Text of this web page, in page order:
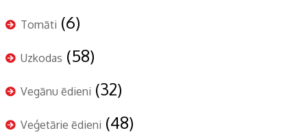
Tomāti (6)
Uzkodas (58)
Vegānu ēdieni (32)
Veģetārie ēdieni (48)